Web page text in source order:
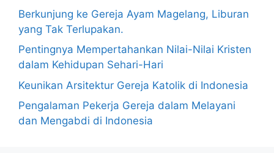
Berkunjung ke Gereja Ayam Magelang, Liburan
yang Tak Terlupakan.
Pentingnya Mempertahankan Nilai-Nilai Kristen
dalam Kehidupan Sehari-Hari
Keunikan Arsitektur Gereja Katolik di Indonesia
Pengalaman Pekerja Gereja dalam Melayani
dan Mengabdi di Indonesia